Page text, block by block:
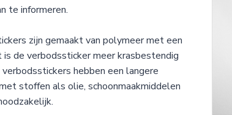
te informeren.
zijn gemaakt van polymeer met een
de verbodssticker meer krasbestendig
hebben een langere
stoffen als olie, schoonmaakmiddelen